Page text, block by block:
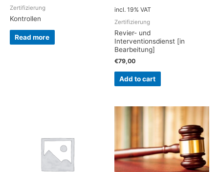
Zertifizierung
Kontrollen
Read more
incl. 19% VAT
Zertifizierung
Revier- und
Interventionsdienst [in
Bearbeitung]
€79,00
Add to cart